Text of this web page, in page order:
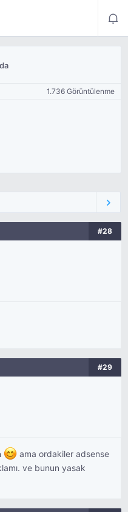
1.736 Görüntülenme
#28
#29
ama ordakiler adsense
ve bunun yasak